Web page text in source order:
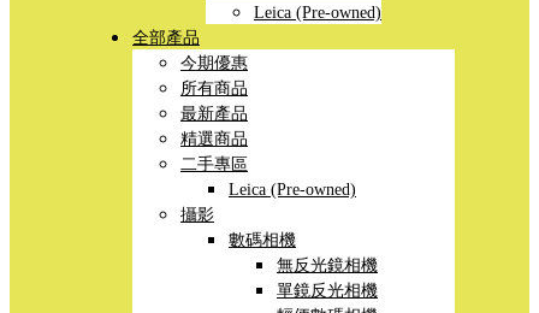
Leica (Pre-owned)
全部產品
今期優惠
所有商品
最新產品
精選商品
二手專區
Leica (Pre-owned)
攝影
數碼相機
無反光鏡相機
單鏡反光相機